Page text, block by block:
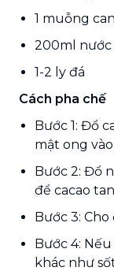
1 muỗng
200ml nước
1-2 ly đá
Cách pha chế
Bước 1: Đổ
mật ong
Bước 2: Đổ
để cacao
Bước 3: Cho
Bước 4:
khác như